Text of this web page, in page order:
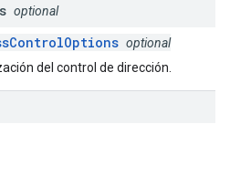
optional
optional
del control de dirección.